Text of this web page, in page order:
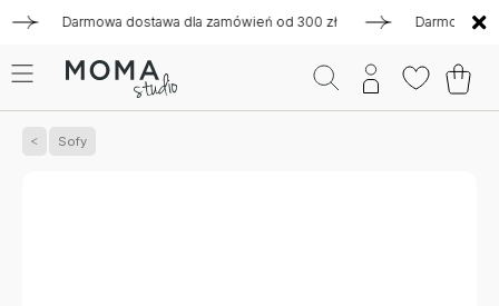
Darmowa dostawa dla zamówień od 300 zł Darmowa
Sofy